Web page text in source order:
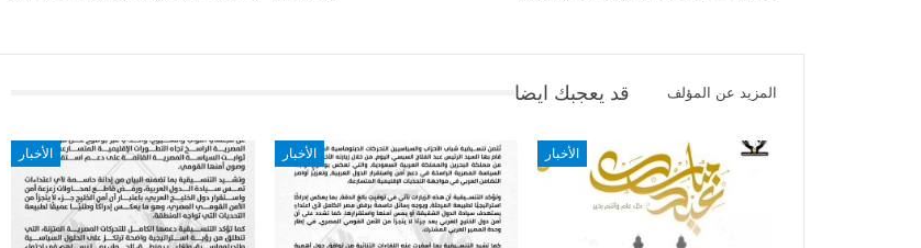
قد يعجبك ايضا المزيد عن المؤلف
الأخبار الأخبار الأخبار